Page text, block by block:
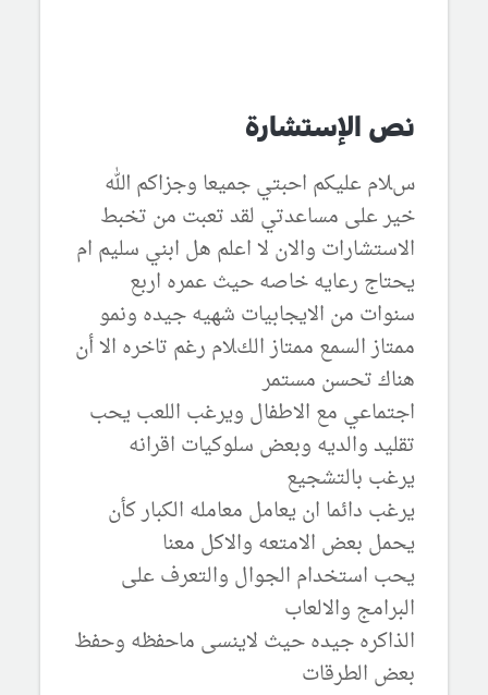
نص الإستشارة
سﻼم عليكم احبتي جميعا وجزاكم الله
خير على مساعدتي لقد تعبت من تخبط
اﻻستشارات واﻻن ﻻ اعلم هل ابني سليم ام
يحتاج رعايه خاصه حيث عمره اربع
سنوات من اﻻيجابيات شهيه جيده ونمو
ممتاز السمع ممتاز الكﻼم رغم تاخره اﻻ أن
هناك تحسن مستمر
اجتماعي مع اﻻطفال ويرغب اللعب يحب
تقليد والديه وبعض سلوكيات اقرانه
يرغب بالتشجيع
يرغب دائما ان يعامل معامله الكبار كأن
يحمل بعض اﻻمتعه واﻻكل معنا
يحب استخدام الجوال والتعرف على
البرامج واﻻلعاب
الذاكره جيده حيث ﻻينسى ماحفظه وحفظ
بعض الطرقات